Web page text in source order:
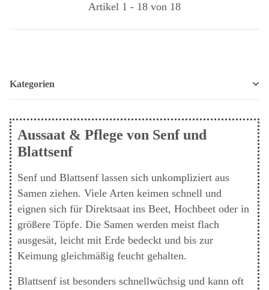
Artikel 1 - 18 von 18
Kategorien
Aussaat & Pflege von Senf und
Blattsenf
Senf und Blattsenf lassen sich unkompliziert aus
Samen ziehen. Viele Arten keimen schnell und
eignen sich für Direktsaat ins Beet, Hochbeet oder in
größere Töpfe. Die Samen werden meist flach
ausgesät, leicht mit Erde bedeckt und bis zur
Keimung gleichmäßig feucht gehalten.
Blattsenf ist besonders schnellwüchsig und kann oft